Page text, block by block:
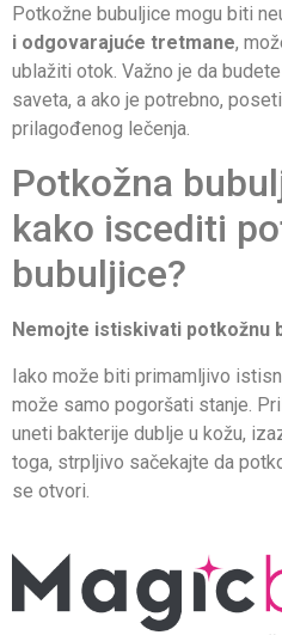
Potkožne bubuljice mogu biti
i odgovarajuće tretmane,
ublažiti otok. Važno je da
saveta, a ako je potrebno,
prilagođenog lečenja.
Potkožna
kako iscediti
bubuljice?
Nemojte istiskivati potkožnu
Iako može biti primamljivo
može samo pogoršati stanje.
uneti bakterije dublje u kožu,
toga, strpljivo sačekajte da
se otvori.